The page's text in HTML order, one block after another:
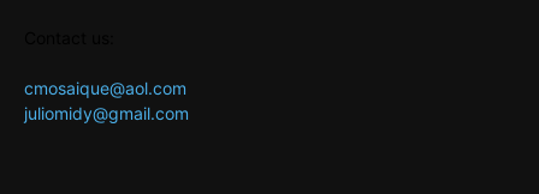
cmosaique@aol.com
juliomidy@gmail.com